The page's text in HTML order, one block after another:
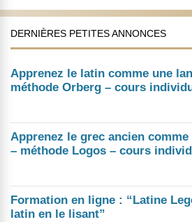
DERNIÈRES PETITES ANNONCES
Apprenez le latin comme une
méthode Orberg – cours
Apprenez le grec ancien
– méthode Logos – cours
Formation en ligne : “Latine
latin en le lisant”